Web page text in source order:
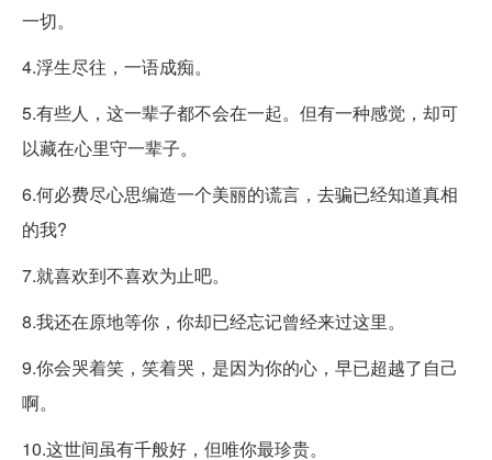
一切。
4.浮生尽往，一语成痴。
5.有些人，这一辈子都不会在一起。但有一种感觉，却可
以藏在心里守一辈子。
6.何必费尽心思编造一个美丽的谎言，去骗已经知道真相
的我?
7.就喜欢到不喜欢为止吧。
8.我还在原地等你，你却已经忘记曾经来过这里。
9.你会哭着笑，笑着哭，是因为你的心，早已超越了自己
啊。
10.这世间虽有千般好，但唯你最珍贵。